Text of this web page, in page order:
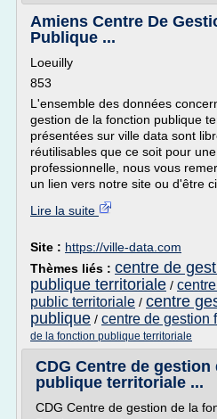
Amiens Centre De
Publique ...
Loeuilly
853
L'ensemble des données
gestion de la fonction publique
présentées sur ville data sont
réutilisables que ce soit pour
professionnelle, nous vous
un lien vers notre site ou d'être
Lire la suite
Site : https://ville-data.com
Thèmes liés : centre de
publique territoriale /
public territoriale / centre
publique / centre de gestion
de la fonction publique territoriale
CDG Centre de
publique territoriale ...
CDG Centre de gestion de la